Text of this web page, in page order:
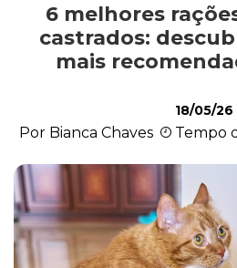
Filhote
Higiene
6 melhores
castrados:
mais
18/05/26
Por Bianca Chaves Tempo